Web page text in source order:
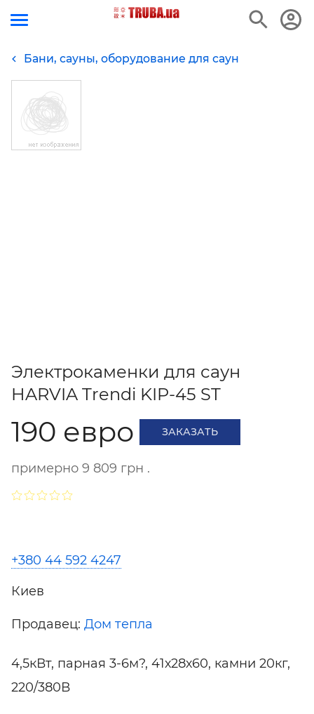
Бани, сауны, оборудование для саун
Электрокаменки для саун
HARVIA Trendi KIP-45 ST
190 евро ЗАКАЗАТЬ
примерно 9 809 грн .
+380 44 592 4247
Киев
Продавец: Дом тепла
4,5кВт, парная 3-6м?, 41х28х60, камни 20кг,
220/380В